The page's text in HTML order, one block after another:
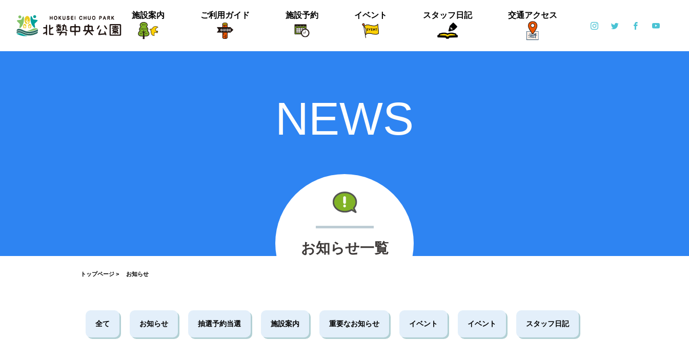
施設案内 ご利用ガイド 施設予約 イベント スタッフ日記 交通アクセス
【北中マルシェ2026】出店者募集のお知らせ
5月30日(土)開催☆ホタル観察会
然観察会
＜動画＞ニホンシカ親子
沢の森のツワブキ
【北中の夏と初秋 2023】ご応募写真
の紹介
2023.10.06
＜動画＞ハシビロガモぐるぐる
ツイッター始めました！
NEWS
お知らせ一覧
トップページ > お知らせ
全て お知らせ 抽選予約当選 施設案内 重要なお知らせ イベント イベント スタッフ日記